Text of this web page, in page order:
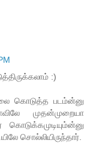
:)
கொடுத்த படம்ன்னு
முதன்முறையா
சொல்லியிருந்தார்.